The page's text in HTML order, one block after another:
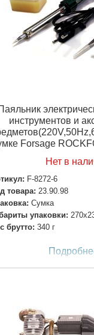
инструментов и
Forsage
Нет в
F-8272-6
товара: 23.90.98
Сумка
упаковки:
брутто: 340 г